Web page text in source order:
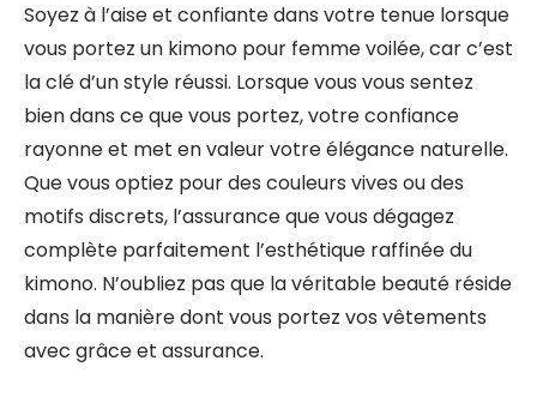
Soyez à l’aise et confiante dans votre tenue lorsque
vous portez un kimono pour femme voilée, car c’est
la clé d’un style réussi. Lorsque vous vous sentez
bien dans ce que vous portez, votre confiance
rayonne et met en valeur votre élégance naturelle.
Que vous optiez pour des couleurs vives ou des
motifs discrets, l’assurance que vous dégagez
complète parfaitement l’esthétique raffinée du
kimono. N’oubliez pas que la véritable beauté réside
dans la manière dont vous portez vos vêtements
avec grâce et assurance.